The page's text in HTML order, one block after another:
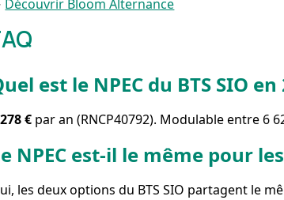
Découvrir Bloom Alternance
est le NPEC du BTS SIO en
€ par an (RNCP40792). Modulable entre 6
NPEC est-il le même pour
les deux options du BTS SIO partagent le